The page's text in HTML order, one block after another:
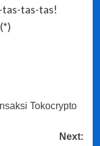
tas-tas!
Tokocrypto
Next: